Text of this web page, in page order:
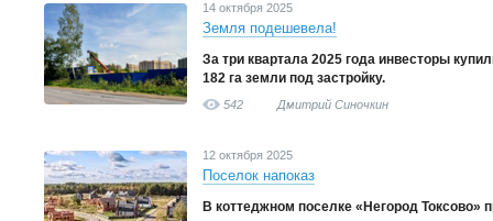
14 октября 2025
Земля подешевела!
За три квартала 2025 года инвесторы
182 га земли под застройку.
542 Дмитрий Синочкин
12 октября 2025
Поселок напоказ
В коттеджном поселке «Негород Токсово»